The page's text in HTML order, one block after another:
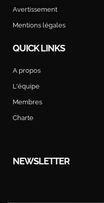
Avertissement
Mentions légales
QUICK LINKS
A propos
L'équipe
Membres
Charte
NEWSLETTER